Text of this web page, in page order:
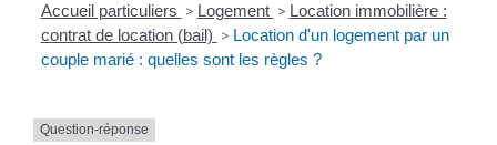
Accueil particuliers > Logement > Location immobilière :
contrat de location (bail) > Location d'un logement par un
couple marié : quelles sont les règles ?
Question-réponse